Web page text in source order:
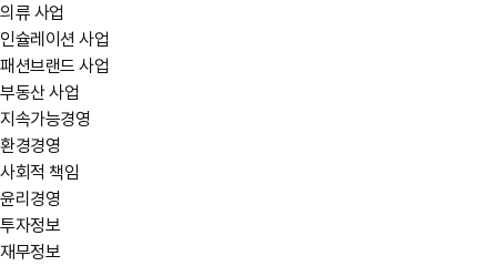
의류 사업
인슐레이션 사업
패션브랜드 사업
부동산 사업
지속가능경영
환경경영
사회적 책임
윤리경영
투자정보
재무정보